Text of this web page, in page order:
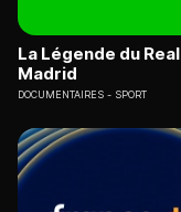
La Légende du Real
Madrid
DOCUMENTAIRES SPORT